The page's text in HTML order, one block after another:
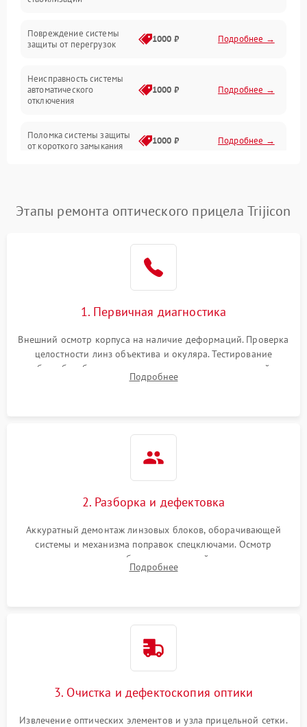
Электропитание
Механика
Корпус/Герметичность
Повреждение системы
защиты от перегрузок
1000 ₽ Подробнее →
Неисправность системы
автоматического
отключения
1000 ₽ Подробнее →
Поломка системы защиты
от короткого замыкания
1000 ₽ Подробнее →
1000 ₽
защиты от перегрева
Поломка системы защиты
1000 ₽
Этапы ремонта оптического прицела Trijicon
1. Первичная диагностика
Внешний осмотр корпуса на наличие деформаций. Проверка
целостности линз объектива и окуляра. Тестирование
работы барабанчиков ввода поправок, кольца отстройки
параллакса и зума. Выявление сколов, внутренних
Подробнее
2. Разборка и дефектовка
Аккуратный демонтаж линзовых блоков, оборачивающей
системы и механизма поправок спецключами. Осмотр
внутренних резьбовых соединений, пружин и
уплотнительных колец. Поиск причин люфта, смещения
Подробнее
3. Очистка и дефектоскопия оптики
Извлечение оптических элементов и узла прицельной сетки.